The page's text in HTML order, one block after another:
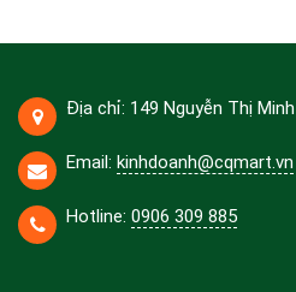
Địa chỉ: 149 Nguyễn Thị Minh
Email: kinhdoanh@cqmart.vn
Hotline: 0906 309 885